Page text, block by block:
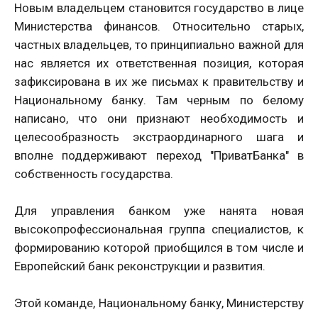
Новым владельцем становится государство в лице
Министерства финансов. Относительно старых,
частных владельцев, то принципиально важной для
нас является их ответственная позиция, которая
зафиксирована в их же письмах к правительству и
Национальному банку. Там черным по белому
написано, что они признают необходимость и
целесообразность экстраординарного шага и
вполне поддерживают переход "ПриватБанка" в
собственность государства.
Для управления банком уже нанята новая
высокопрофессиональная группа специалистов, к
формированию которой приобщился в том числе и
Европейский банк реконструкции и развития.
Этой команде, Национальному банку, Министерству